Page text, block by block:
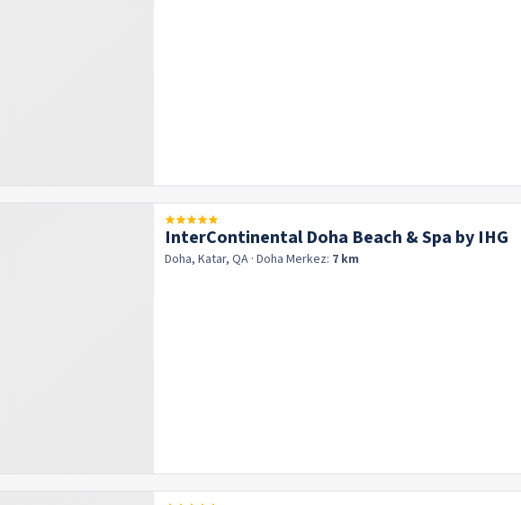
InterContinental Doha Beach & Spa by IHG
Doha, Katar, QA · Doha Merkez: 7 km